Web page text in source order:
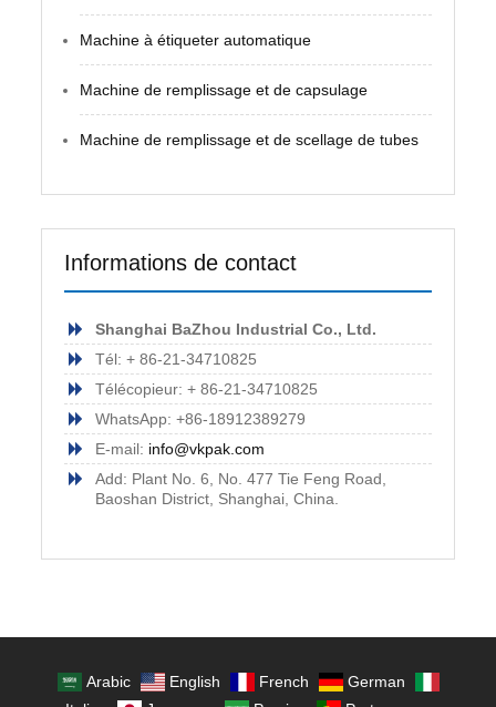
Machine à étiqueter automatique
Machine de remplissage et de capsulage
Machine de remplissage et de scellage de tubes
Informations de contact
Shanghai BaZhou Industrial Co., Ltd.
Tél: + 86-21-34710825
Télécopieur: + 86-21-34710825
WhatsApp: +86-18912389279
E-mail: info@vkpak.com
Add: Plant No. 6, No. 477 Tie Feng Road,
Baoshan District, Shanghai, China.
Arabic English French
German